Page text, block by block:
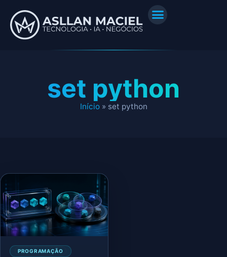
set python
Início» set python
PROGRAMAÇÃO